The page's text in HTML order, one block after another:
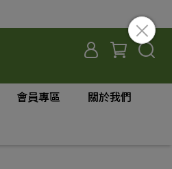
會員專區 關於我們